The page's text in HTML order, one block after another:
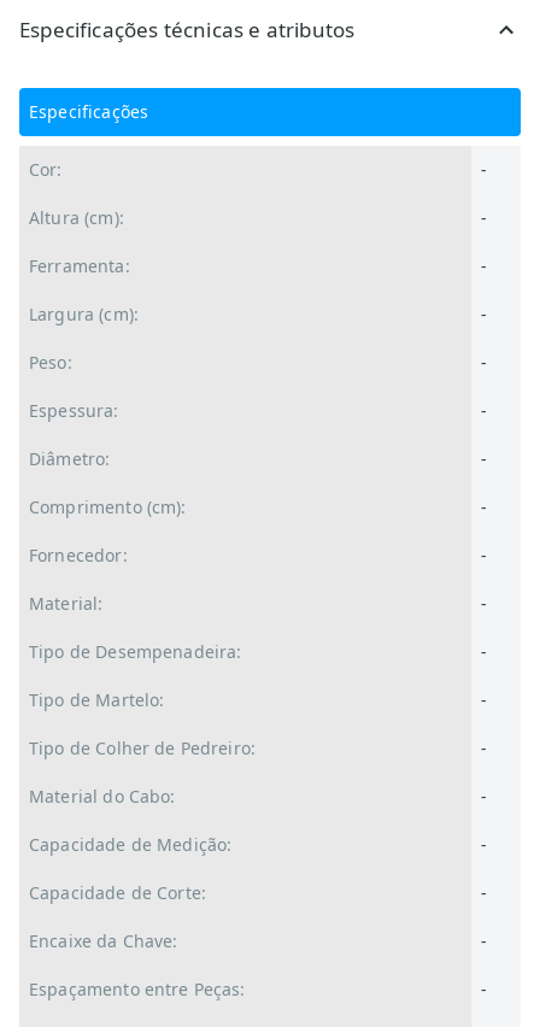
Especificações técnicas e atributos
Especificações
Cor: -
Altura (cm): -
Ferramenta: -
Largura (cm): -
Peso: -
Espessura: -
Diâmetro: -
Comprimento (cm): -
Fornecedor: -
Material: -
Tipo de Desempenadeira: -
Tipo de Martelo: -
Tipo de Colher de Pedreiro: -
Material do Cabo: -
Capacidade de Medição: -
Capacidade de Corte: -
Encaixe da Chave: -
Espaçamento entre Peças: -